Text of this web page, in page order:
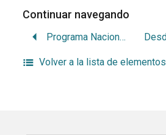
Continuar navegando
Programa Nacional de Salud Bucal Adolescente
Volver a la lista de elementos